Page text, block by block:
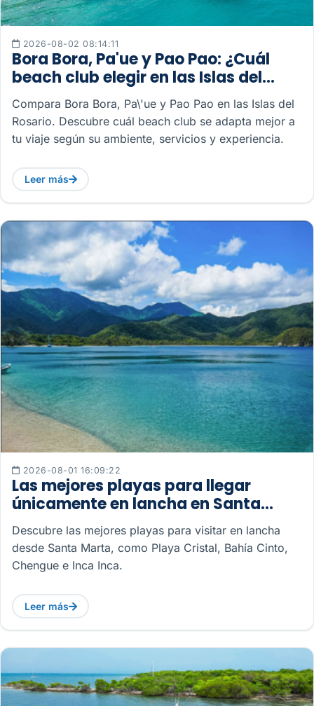
2026-08-02 08:14:11
Bora Bora, Pa'ue y Pao Pao: ¿Cuál
beach club elegir en las Islas del
Rosario?
Compara Bora Bora, Pa\'ue y Pao Pao en las Islas del
Rosario. Descubre cuál beach club se adapta mejor a
tu viaje según su ambiente, servicios y experiencia.
Leer más
2026-08-01 16:09:22
Las mejores playas para llegar
únicamente en lancha en Santa
Marta
Descubre las mejores playas para visitar en lancha
desde Santa Marta, como Playa Cristal, Bahía Cinto,
Chengue e Inca Inca.
Leer más